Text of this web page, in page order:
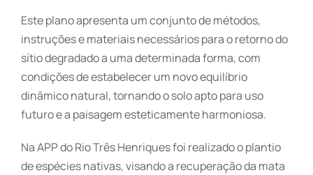
Este plano apresenta um conjunto de métodos,
instruções e materiais necessários para o retorno do
sítio degradado a uma determinada forma, com
condições de estabelecer um novo equilíbrio
dinâmico natural, tornando o solo apto para uso
futuro e a paisagem esteticamente harmoniosa.
Na APP do Rio Três Henriques foi realizado o plantio
de espécies nativas, visando a recuperação da mata